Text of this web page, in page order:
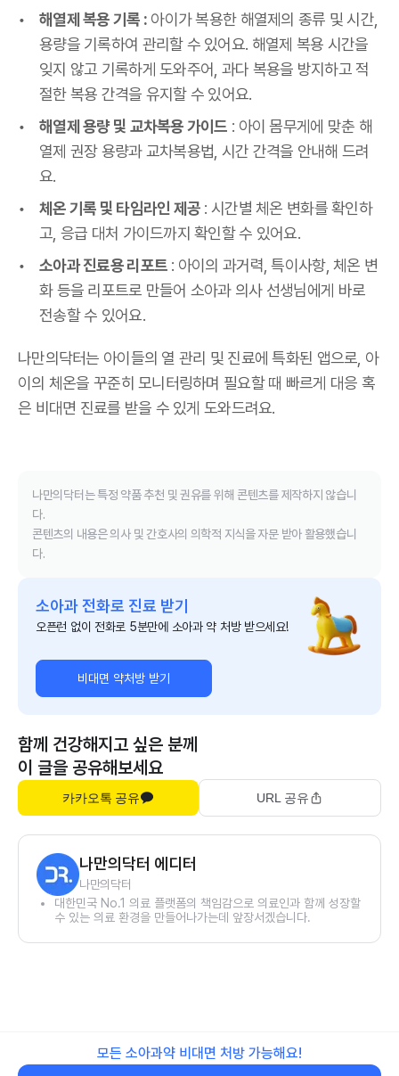
해열제 복용 기록 : 아이가 복용한 해열제의 종류 및 시간,
용량을 기록하여 관리할 수 있어요. 해열제 복용 시간을
잊지 않고 기록하게 도와주어, 과다 복용을 방지하고 적
절한 복용 간격을 유지할 수 있어요.
해열제 용량 및 교차복용 가이드 : 아이 몸무게에 맞춘 해
열제 권장 용량과 교차복용법, 시간 간격을 안내해 드려
요.
체온 기록 및 타임라인 제공 : 시간별 체온 변화를 확인하
고, 응급 대처 가이드까지 확인할 수 있어요.
소아과 진료용 리포트 : 아이의 과거력, 특이사항, 체온 변
화 등을 리포트로 만들어 소아과 의사 선생님에게 바로
전송할 수 있어요.
나만의닥터는 아이들의 열 관리 및 진료에 특화된 앱으로, 아
이의 체온을 꾸준히 모니터링하며 필요할 때 빠르게 대응 혹
은 비대면 진료를 받을 수 있게 도와드려요.
나만의닥터는 특정 약품 추천 및 권유를 위해 콘텐츠를 제작하지 않습니
다.
콘텐츠의 내용은 의사 및 간호사의 의학적 지식을 자문 받아 활용했습니
다.
소아과 전화로 진료 받기
오픈런 없이 전화로 5분만에 소아과 약 처방 받으세요!
비대면 약처방 받기
함께 건강해지고 싶은 분께
이 글을 공유해보세요
카카오톡 공유 URL 공유
나만의닥터 에디터
나만의닥터
대한민국 No.1 의료 플랫폼의 책임감으로 의료인과 함께 성장할
수 있는 의료 환경을 만들어나가는데 앞장서겠습니다.
모든 소아과약 비대면 처방 가능해요!